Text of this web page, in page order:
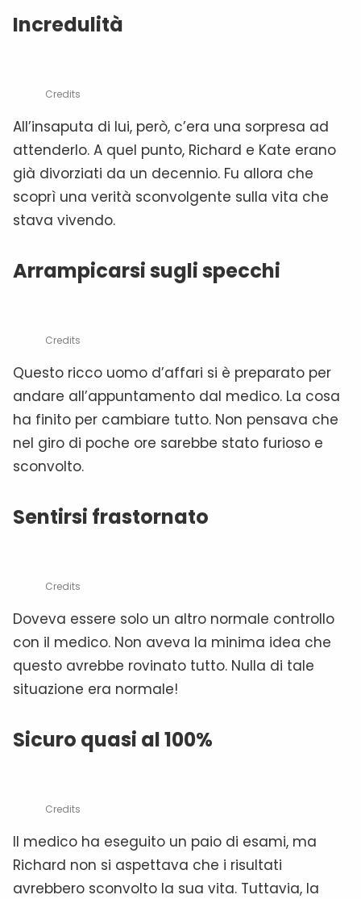
Incredulità
Credits
All’insaputa di lui, però, c’era una sorpresa ad
attenderlo. A quel punto, Richard e Kate erano
già divorziati da un decennio. Fu allora che
scoprì una verità sconvolgente sulla vita che
stava vivendo.
Arrampicarsi sugli specchi
Credits
Questo ricco uomo d’affari si è preparato per
andare all’appuntamento dal medico. La cosa
ha finito per cambiare tutto. Non pensava che
nel giro di poche ore sarebbe stato furioso e
sconvolto.
Sentirsi frastornato
Credits
Doveva essere solo un altro normale controllo
con il medico. Non aveva la minima idea che
questo avrebbe rovinato tutto. Nulla di tale
situazione era normale!
Sicuro quasi al 100%
Credits
Il medico ha eseguito un paio di esami, ma
Richard non si aspettava che i risultati
avrebbero sconvolto la sua vita. Tuttavia, la